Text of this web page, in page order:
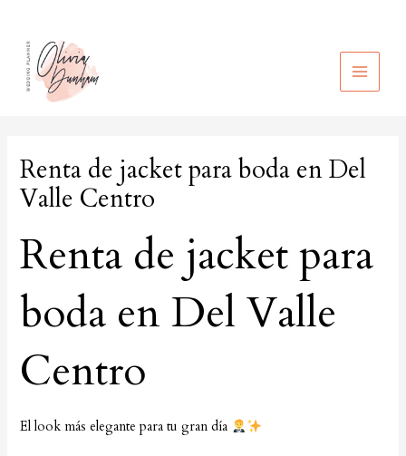
contenido
MAIN
Renta de jacket para boda en Del
Valle Centro
Renta de jacket para
boda en Del Valle
Centro
El look más elegante para tu gran día